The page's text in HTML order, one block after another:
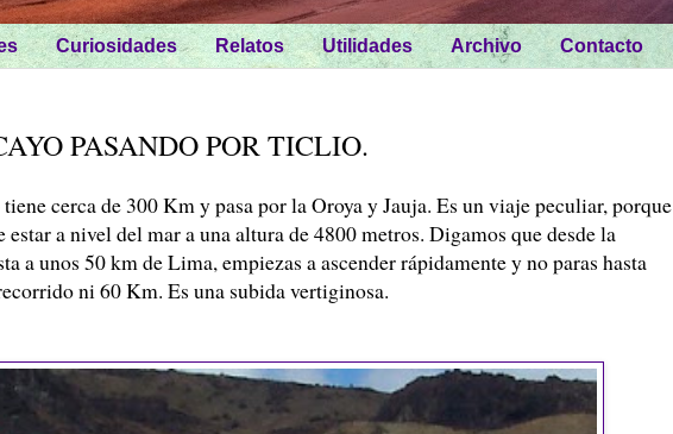
Curiosidades Relatos Utilidades Archivo Contacto
PASANDO POR TICLIO.
tiene cerca de 300 Km y pasa por la Oroya y Jauja. Es un viaje peculiar, porque
estar a nivel del mar a una altura de 4800 metros. Digamos que desde la
a unos 50 km de Lima, empiezas a ascender rápidamente y no paras hasta
ni 60 Km. Es una subida vertiginosa.